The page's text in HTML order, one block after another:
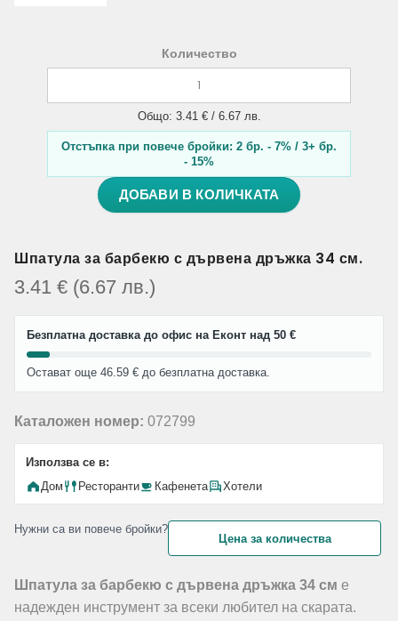
Количество
Общо: 3.41 € / 6.67 лв.
Отстъпка при повече бройки: 2 бр. - 7% / 3+ бр.
- 15%
ДОБАВИ В КОЛИЧКАТА
Шпатула за барбекю с дървена дръжка 34 см.
3.41 € (6.67 лв.)
Безплатна доставка до офис на Еконт над 50 €
Остават още 46.59 € до безплатна доставка.
Каталожен номер: 072799
Използва се в:
Дом
Ресторанти Кафенета Хотели
Нужни са ви повече бройки?
Цена за количества
Шпатула за барбекю с дървена дръжка 34 см е
надежден инструмент за всеки любител на скарата.